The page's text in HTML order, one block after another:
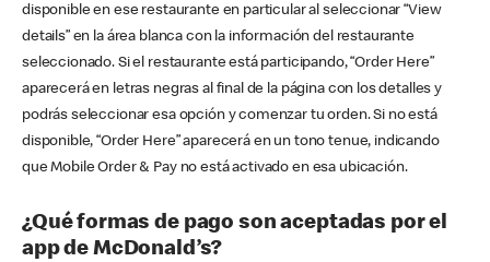
disponible en ese restaurante en particular al seleccionar “View
details” en la área blanca con la información del restaurante
seleccionado. Si el restaurante está participando, “Order Here”
aparecerá en letras negras al final de la página con los detalles y
podrás seleccionar esa opción y comenzar tu orden. Si no está
disponible, “Order Here” aparecerá en un tono tenue, indicando
que Mobile Order & Pay no está activado en esa ubicación.
¿Qué formas de pago son aceptadas por el
app de McDonald’s?